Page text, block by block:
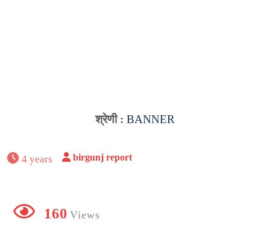
श्रेणी : BANNER
4 years birgunj report
160 Views